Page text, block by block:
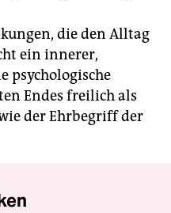
die den Alltag
ein innerer,
psychologische
Endes freilich als
der Ehrbegriff der